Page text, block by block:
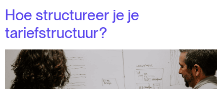
Hoe structureer je je
tariefstructuur?